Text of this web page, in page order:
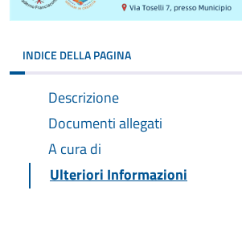
INDICE DELLA PAGINA
Descrizione
Documenti allegati
A cura di
Ulteriori Informazioni